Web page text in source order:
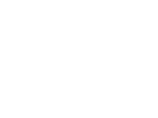
lừa ngươi về Thượng Đế của